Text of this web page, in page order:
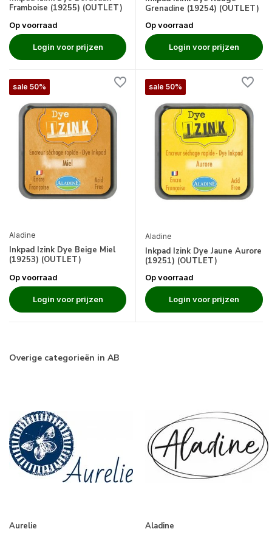
Framboise (19255) (OUTLET)
Op voorraad
Login voor prijzen
Grenadine (19254) (OUTLET)
Op voorraad
Login voor prijzen
sale 50%
Aladine
Inkpad Izink Dye Beige Miel
(19253) (OUTLET)
Op voorraad
Login voor prijzen
sale 50%
Aladine
Inkpad Izink Dye Jaune Aurore
(19251) (OUTLET)
Op voorraad
Login voor prijzen
Overige categorieën in AB
Aurelie Aladine